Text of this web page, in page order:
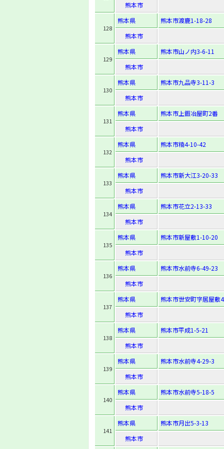
熊本市
128
熊本県
熊本市渡鹿1-18-28
熊本市
129
熊本県
熊本市山ノ内3-6-11
熊本市
130
熊本県
熊本市九品寺3-11-3
熊本市
131
熊本県
熊本市上鍜冶屋町2番
熊本市
132
熊本県
熊本市楠4-10-42
熊本市
133
熊本県
熊本市新大江3-20-33
熊本市
134
熊本県
熊本市花立2-13-33
熊本市
135
熊本県
熊本市新屋敷1-10-20
熊本市
136
熊本県
熊本市水前寺6-49-23
熊本市
137
熊本県
熊本市世安町字居屋敷
熊本市
138
熊本県
熊本市平成1-5-21
熊本市
139
熊本県
熊本市水前寺4-29-3
熊本市
140
熊本県
熊本市水前寺5-18-5
熊本市
141
熊本県
熊本市月出5-3-13
熊本市